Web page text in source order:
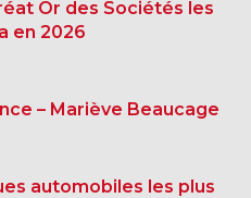
Or des Sociétés les
en 2026
– Mariève Beaucage
automobiles les plus